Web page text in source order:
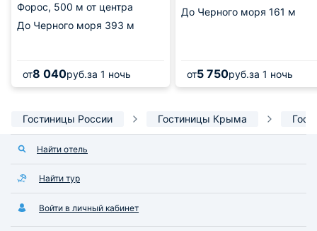
Форос, 500 м от центра
До Черного моря 393 м
от8 040руб.за 1 ночь
До Черного моря 161 м
от5 750руб.за 1 ночь
Гостиницы России Гостиницы Крыма
Найти отель
Найти тур
Войти в личный кабинет